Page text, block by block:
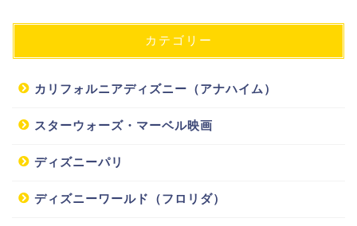
カテゴリー
カリフォルニアディズニー（アナハイム）
スターウォーズ・マーベル映画
ディズニーパリ
ディズニーワールド（フロリダ）